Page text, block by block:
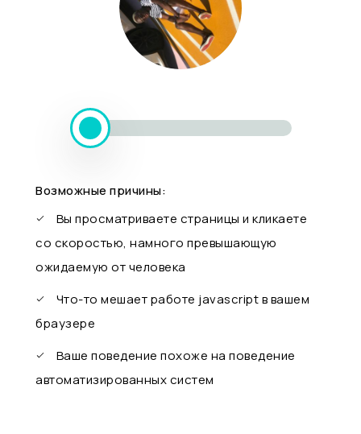
Возможные причины:
Вы просматриваете страницы и кликаете
со скоростью, намного превышающую
ожидаемую от человека
Что-то мешает работе javascript в вашем
браузере
Ваше поведение похоже на поведение
автоматизированных систем